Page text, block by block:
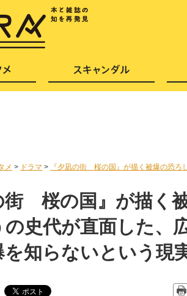
メ > ドラマ > 『夕凪の街 桜の国』が描く被爆の恐ろ
街 桜の国』が描く
史代が直面した、
を知らないという現
芸能・エ